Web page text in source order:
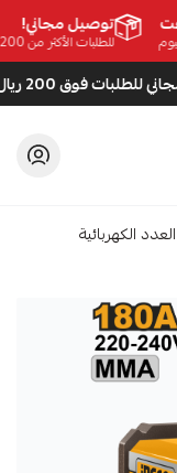
توصيل مجاني!
للطلبات الأكثر من 200 ريال!
العدد الكهربائية